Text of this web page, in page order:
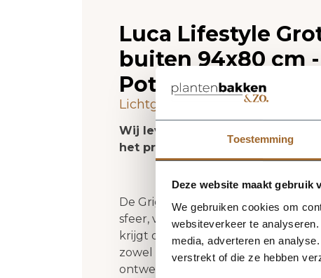
Toestemming
Deze website maakt gebruik
We gebruiken cookies om
websiteverkeer te
media, adverteren en
verstrekt of die ze hebben
Luca Lifestyle
buiten 94x80 cm
Pot)
Lichtgewicht plantenbak.
Wij leveren rechtstreeks vanuit
het product niet op voorraad
De Grigio New Egg Pot 94 -
sfeer, volume en een verzorgde
krijgt deze plantenbak een
zowel moderne als natuurlijke
ontwerp een rustige, stijlvolle basis